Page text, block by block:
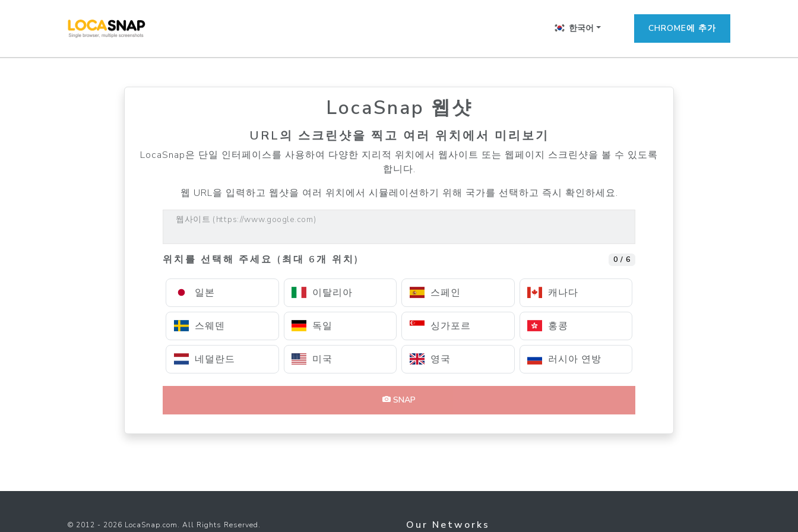
한국어 CHROME에 추가
LocaSnap 웹샷
URL의 스크린샷을 찍고 여러 위치에서 미리보기
LocaSnap은 단일 인터페이스를 사용하여 다양한 지리적 위치에서 웹사이트 또는 웹페이지 스크린샷을 볼 수 있도록
합니다.
웹 URL을 입력하고 웹샷을 여러 위치에서 시뮬레이션하기 위해 국가를 선택하고 즉시 확인하세요.
웹사이트 (https://www.google.com)
위치를 선택해 주세요 (최대 6개 위치) 0 / 6
일본 이탈리아 스페인 캐나다
스웨덴 독일 싱가포르 홍콩
네덜란드 미국 영국 러시아 연방
SNAP
© 2012 - 2026 LocaSnap.com. All Rights Reserved. Our Networks